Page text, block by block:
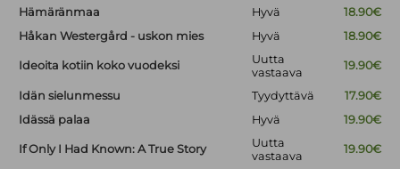
Hämäränmaa
Hyvä
18.90€
Håkan Westergård - uskon mies
Hyvä 18.90€
Ideoita kotiin koko vuodeksi
Uutta
vastaava
19.90€
Idän sielunmessu Tyydyttävä
17.90€
Idässä palaa
Hyvä 19.90€
If Only I Had Known: A True Story
Uutta
vastaava
19.90€